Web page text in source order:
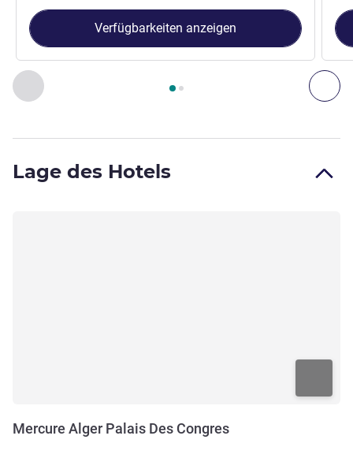
Zurück - Zimmer
Seite1 , Zimmer 1 : Classic-Zimmer mit einem
Verfügbarkeiten anzeigen
Lage des Hotels
Mercure Alger Palais Des Congres